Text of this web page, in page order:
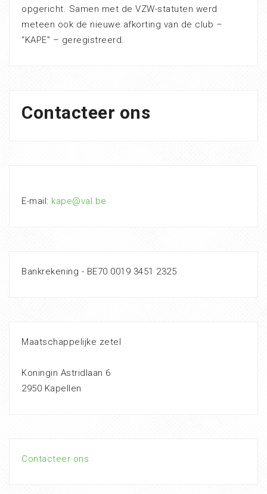
opgericht. Samen met de VZW-statuten werd
meteen ook de nieuwe afkorting van de club –
“KAPE” – geregistreerd.
Contacteer ons
E-mail: kape@val.be
Bankrekening - BE70 0019 3451 2325
Maatschappelijke zetel
Koningin Astridlaan 6
2950 Kapellen
Contacteer ons